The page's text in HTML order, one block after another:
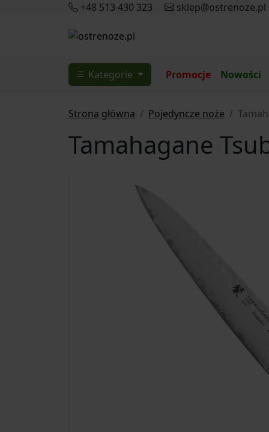
+48 513 430 323 sklep@ostrenoze.pl
Kategorie Promocje Nowości
Strona główna Pojedyncze noże
Tamahagane